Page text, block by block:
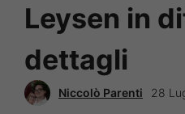
Leysen in
dettagli
Niccolò Parenti 28